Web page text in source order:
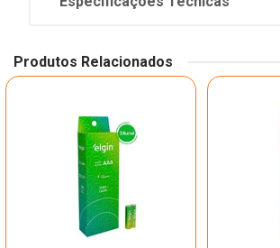
Produtos Relacionados